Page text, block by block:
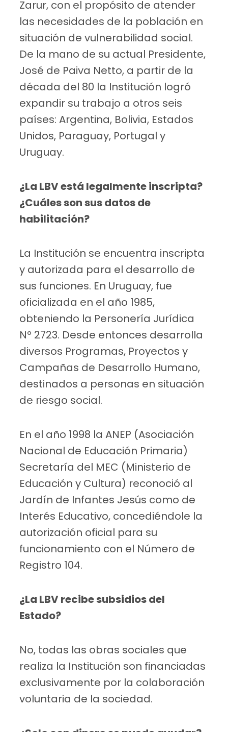
Zarur, con el propósito de atender
las necesidades de la población en
situación de vulnerabilidad social.
De la mano de su actual Presidente,
José de Paiva Netto, a partir de la
década del 80 la Institución logró
expandir su trabajo a otros seis
países: Argentina, Bolivia, Estados
Unidos, Paraguay, Portugal y
Uruguay.
¿La LBV está legalmente inscripta?
¿Cuáles son sus datos de
habilitación?
La Institución se encuentra inscripta
y autorizada para el desarrollo de
sus funciones. En Uruguay, fue
oficializada en el año 1985,
obteniendo la Personería Jurídica
Nº 2723. Desde entonces desarrolla
diversos Programas, Proyectos y
Campañas de Desarrollo Humano,
destinados a personas en situación
de riesgo social.
En el año 1998 la ANEP (Asociación
Nacional de Educación Primaria)
Secretaría del MEC (Ministerio de
Educación y Cultura) reconoció al
Jardín de Infantes Jesús como de
Interés Educativo, concediéndole la
autorización oficial para su
funcionamiento con el Número de
Registro 104.
¿La LBV recibe subsidios del
Estado?
No, todas las obras sociales que
realiza la Institución son financiadas
exclusivamente por la colaboración
voluntaria de la sociedad.